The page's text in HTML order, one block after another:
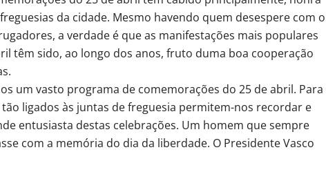
da cidade. Mesmo havendo quem desespere com o
a verdade é que as manifestações mais populares
têm sido, ao longo dos anos, fruto duma boa cooperação
um vasto programa de comemorações do 25 de abril. Para
ligados às juntas de freguesia permitem-nos recordar e
entusiasta destas celebrações. Um homem que sempre
com a memória do dia da liberdade. O Presidente Vasco